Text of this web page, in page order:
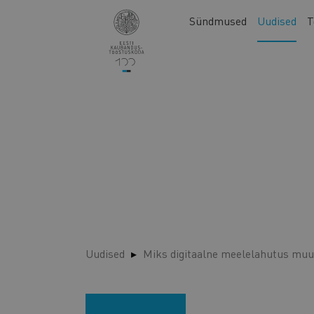
Main
navigation
Sündmused Uudised
Uudised Miks digitaalne meelelahutus